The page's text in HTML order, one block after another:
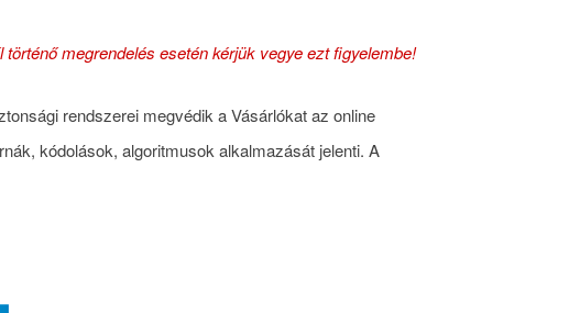
megrendelés esetén kérjük vegye ezt figyelembe!
rendszerei megvédik a Vásárlókat az online
kódolások, algoritmusok alkalmazását jelenti. A